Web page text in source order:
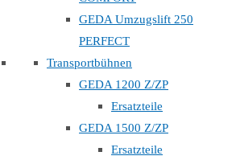
GEDA Umzugslift 250
PERFECT
Transportbühnen
GEDA 1200 Z/ZP
Ersatzteile
GEDA 1500 Z/ZP
Ersatzteile